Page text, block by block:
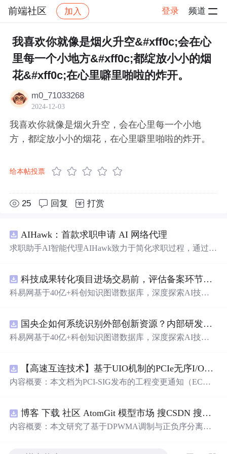
前端社区 加入 登录 频道
社区 前端社区 感慨 帖子详情
我喜欢你就像是烟火升空&#xff0c;会在心
里每一个小地方&#xff0c;都绽放小小的烟
花&#xff0c;在心里噼里啪啦的炸开。
m0_71033268
2024-12-03
我喜欢你就像是烟火升空，会在心里每一个小地
方，都绽放小小的烟花，在心里噼里啪啦的炸开。
给本帖投票
25 回复 打赏
AIHawk：首款求职申请 AI 网络代理
求职助手AI智能代理AIHawk致力于简化求职过程，通过自
科技成果转化项目进场交易前，评估备案环节需要准备哪些材料？.docx
科易网基于40亿+科创知识图谱数据库，深度探索AI技术
新领域的AI+数智化解决方案，推动科技创新与产业创新
智能化发展。
国央企如何系统识别外部创新资源？内部研发体系完善，但对外部高校、中小科技企业技术能力缺乏动态认知。.docx
科易网基于40亿+科创知识图谱数据库，深度探索AI技术
新领域的AI+数智化解决方案，推动科技创新与产业创新
智能化发展。
【高速互连技术】基于UIO机制的PCIe无序I/O扩展：多路径架构下内存请求的高性能传输与排序控制方案设计
内容概要：本文档为PCI-SIG发布的工程变更通知（EC
规则对多路径拓扑和高性能IO系统的限制。UIO基于Flit模
式，定义了一套新的TLP（事务层包）类型和规则，允许
博客 下载 社区 AtomGit 模型市场 搜CSDN 搜索 AI 搜索
内容概要：本文研究了基于DPWMA调制与正负序分离的